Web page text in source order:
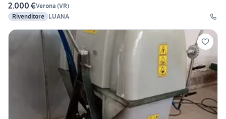
2.000 €Verona (VR)
Rivenditore LUANA